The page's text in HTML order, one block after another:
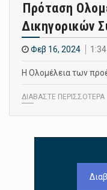
Πρόταση
Δικηγορικών
Φεβ 16, 2024
Η Ολομέλεια των
ΔΙΑΒΑΣΤΕ ΠΕΡΙΣΣΟΤΕΡΑ